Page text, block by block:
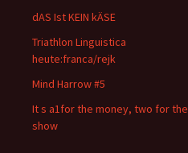
dAS Ist KEIN kÄSE
Triathlon Linguistica
heute:franca/rejk
Mind Harrow #5
It s a1for the money, two for the
show